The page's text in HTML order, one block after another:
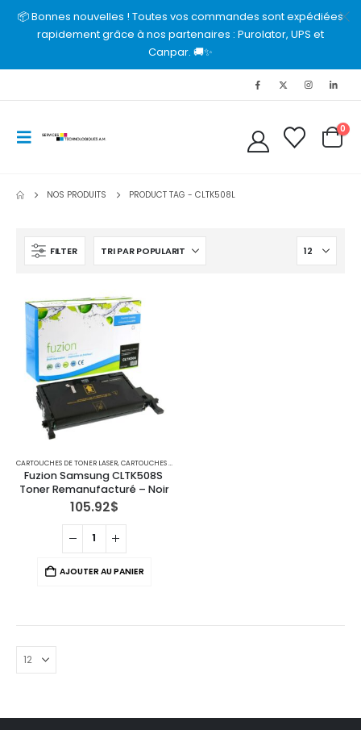
📦 Bonnes nouvelles ! Toutes vos commandes sont expédiées
rapidement grâce à nos partenaires : Purolator, UPS et
Canpar. 🚚✨
0
NOS PRODUITS PRODUCT TAG -CLTK508L
FILTER
CARTOUCHES DE TONER LASER,CARTOUCHES POUR IMPRIMANTES SAMSUNG
Fuzion Samsung CLTK508S
Toner Remanufacturé – Noir
105.92$
AJOUTER AU PANIER